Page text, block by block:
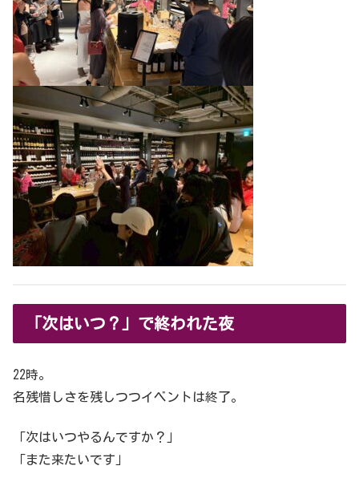
「次はいつ？」で終われた夜
22時。
名残惜しさを残しつつイベントは終了。
「次はいつやるんですか？」
「また来たいです」